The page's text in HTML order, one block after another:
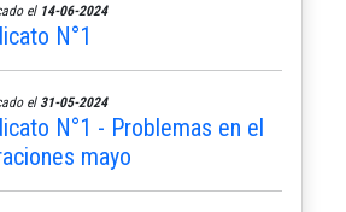
el 14-06-2024
N°1
el 31-05-2024
N°1 - Problemas en el
mayo